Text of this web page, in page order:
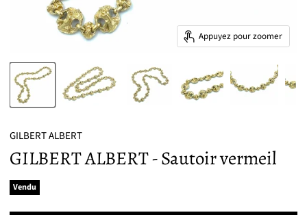
Appuyez pour zoomer
GILBERT ALBERT
GILBERT ALBERT - Sautoir vermeil
Vendu